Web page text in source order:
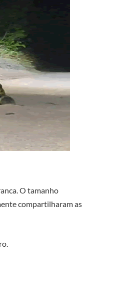
O tamanho
compartilharam as